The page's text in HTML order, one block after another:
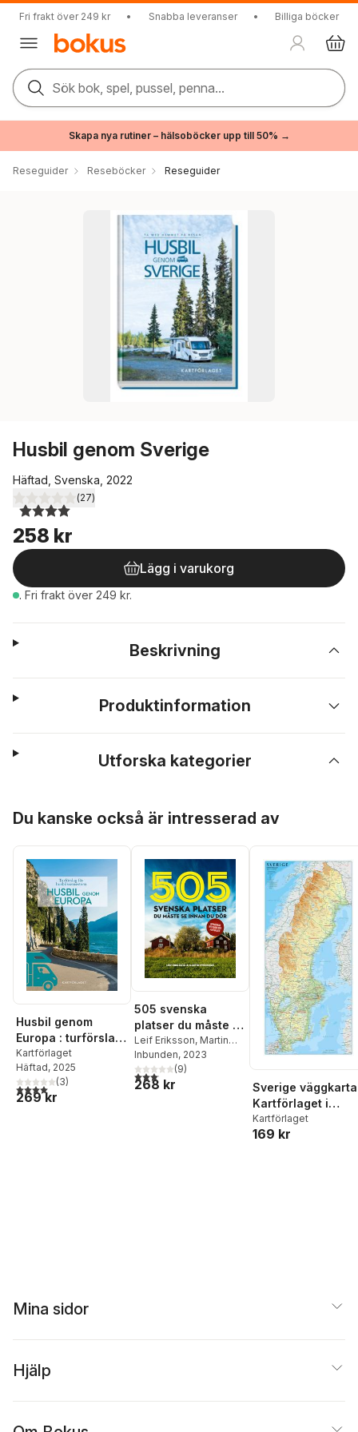
Fri frakt över 249 kr • Snabba leveranser • Billiga böcker
Sök bok, spel, pussel, penna...
Skapa nya rutiner – hälsoböcker upp till 50% →
Reseguider Reseböcker Reseguider
Husbil genom Sverige
Häftad, Svenska, 2022
4,0utav 5 stjärnor. Totalt antal röster:
(27)
258 kr
Lägg i varukorg
. Fri frakt över 249 kr.
Beskrivning
Produktinformation
Utforska kategorier
Du kanske också är intresserad av
Husbil genom
Europa : turförslag
för
husbilssemestern
2025
Kartförlaget
Häftad, 2025
4,0utav 5 stjärnor. Totalt antal röster:
(3)
269 kr
505 svenska
platser du måste se
innan du dör
Leif Eriksson, Martin
Svensson
Inbunden, 2023
3,1utav 5 stjärnor. Totalt antal röster:
(9)
268 kr
Sverige väggkarta
Kartförlaget i
papptub : 46 x
100cm
Kartförlaget
169 kr
Mina sidor
Hjälp